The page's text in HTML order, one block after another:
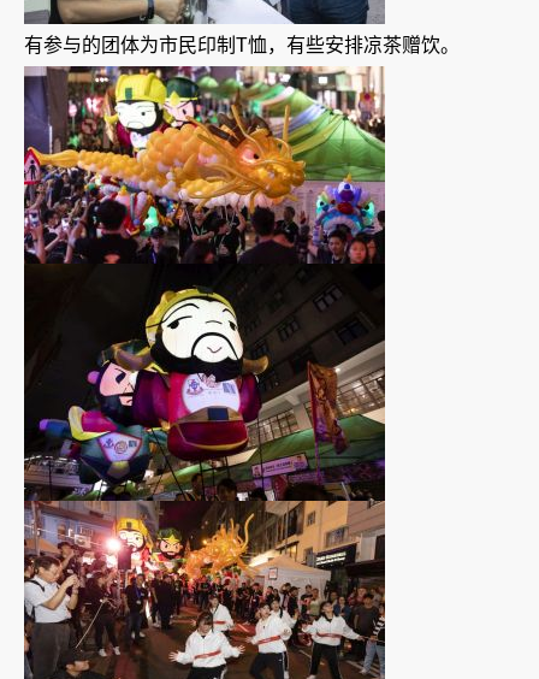
有参与的团体为市民印制T恤，有些安排凉茶赠饮。